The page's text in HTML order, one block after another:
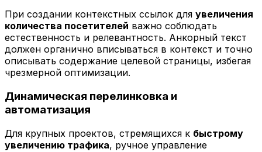
При создании контекстных ссылок для увеличения
количества посетителей важно соблюдать
естественность и релевантность. Анкорный текст
должен органично вписываться в контекст и точно
описывать содержание целевой страницы, избегая
чрезмерной оптимизации.
Динамическая перелинковка и
автоматизация
Для крупных проектов, стремящихся к быстрому
увеличению трафика, ручное управление